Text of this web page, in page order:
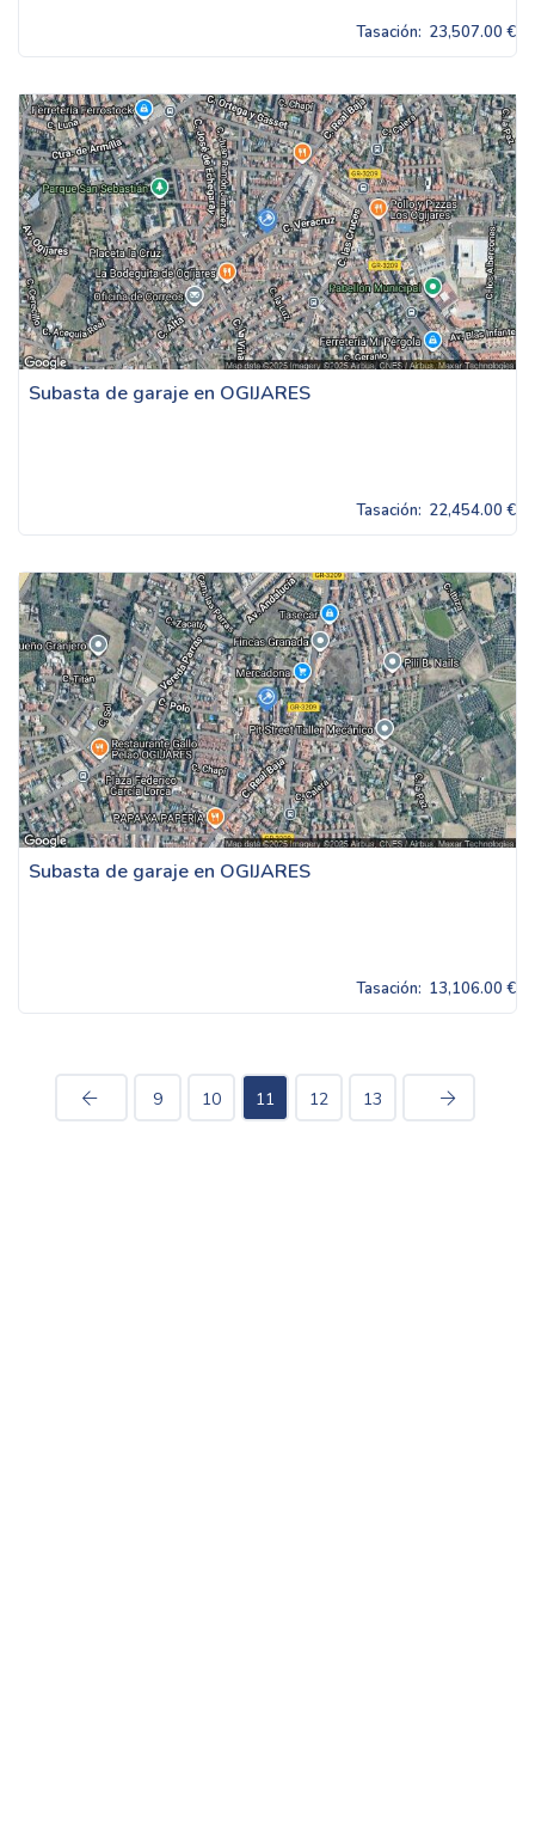
Tasación: 23,507.00 €
Subasta de garaje en OGIJARES
Tasación: 22,454.00 €
Subasta de garaje en OGIJARES
Tasación: 13,106.00 €
9 10 11 12 13